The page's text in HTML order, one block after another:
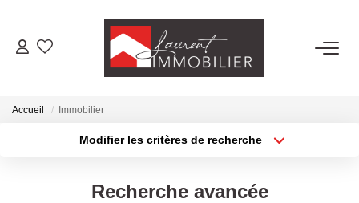
ACHETER
Accueil Immobilier
Modifier les critères de recherche
Recherche avancée